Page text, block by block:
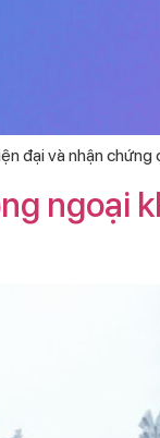
đại và nhận
ngoại